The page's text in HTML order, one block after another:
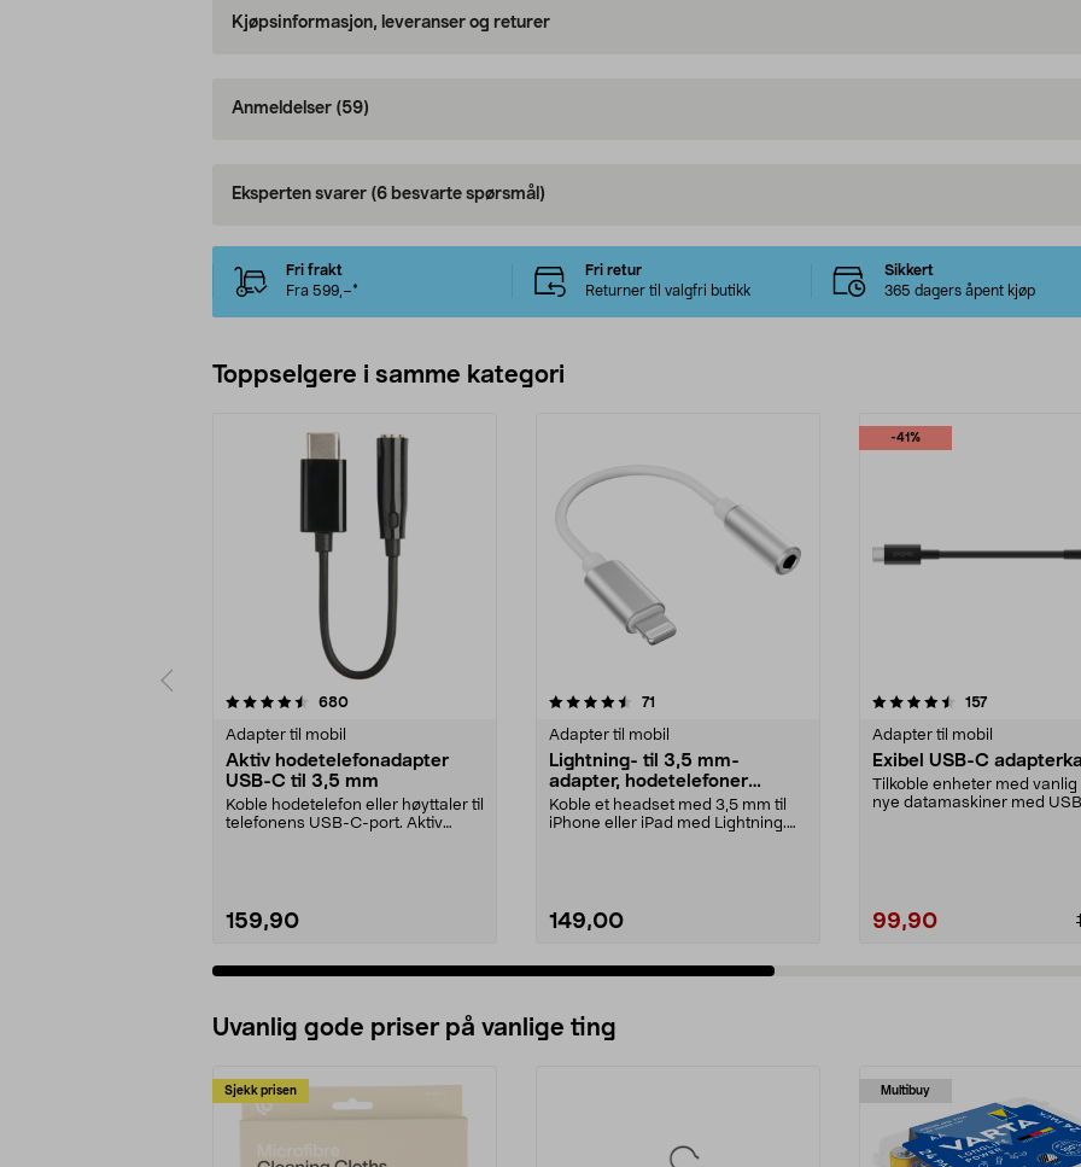
Kjøpsinformasjon, leveranser og returer
Anmeldelser (59)
Eksperten svarer (6 besvarte spørsmål)
Fri frakt
Fra 599,–*
Fri retur
Returner til valgfri butikk
Sikkert
365 dagers åpent kjøp
Toppselgere i samme kategori
680anmeldelser
Adapter til mobil
Aktiv hodetelefonadapter
USB-C til 3,5 mm
Koble hodetelefon eller høyttaler til
telefonens USB-C-port. Aktiv
159,90
4.5 av 5 stjerner 71
Adapter til mobil
Lightning- til 3,5 mm-
adapter, hodetelefoner
iPhone
Koble et headset med 3,5 mm til
iPhone eller iPad med Lightning.
149,00
-41%
4.5 av 5 stjerner 157anmeldelser
Adapter til mobil
Exibel USB-C
Tilkoble enheter med vanlig
nye datamaskiner med
99,90
3.5 av 5 stjerner
Uvanlig gode priser på vanlige ting
Sjekk prisen Multibuy